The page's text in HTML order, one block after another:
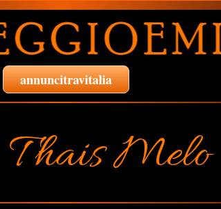
annuncitravitalia
Thais Melo